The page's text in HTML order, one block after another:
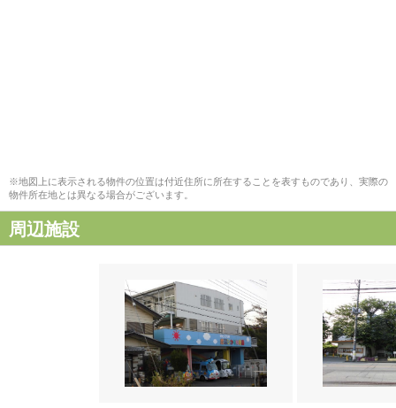
※地図上に表示される物件の位置は付近住所に所在することを表すものであり、実際の
物件所在地とは異なる場合がございます。
周辺施設